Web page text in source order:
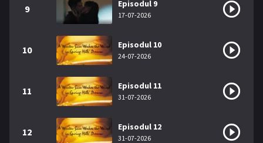
9 Episodul 9
17-07-2026
10 Episodul 10
24-07-2026
11 Episodul 11
31-07-2026
12 Episodul 12
31-07-2026